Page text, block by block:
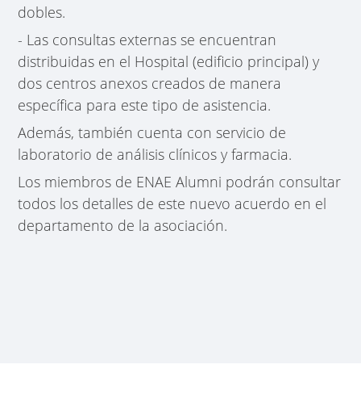
dobles.
- Las consultas externas se encuentran
distribuidas en el Hospital (edificio principal) y
dos centros anexos creados de manera
específica para este tipo de asistencia.
Además, también cuenta con servicio de
laboratorio de análisis clínicos y farmacia.
Los miembros de ENAE Alumni podrán consultar
todos los detalles de este nuevo acuerdo en el
departamento de la asociación.